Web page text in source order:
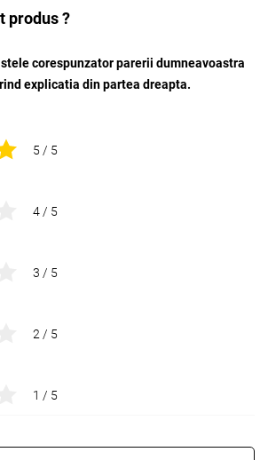
produs ?
corespunzator parerii dumneavoastra
explicatia din partea dreapta.
5 / 5
4 / 5
3 / 5
2 / 5
1 / 5